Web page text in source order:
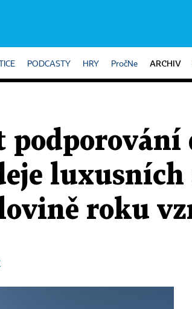
PODCASTY HRY PročNe ARCHIV
podporování
roku